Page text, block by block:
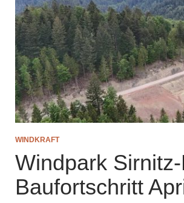
WINDKRAFT
Windpark
Baufortschritt